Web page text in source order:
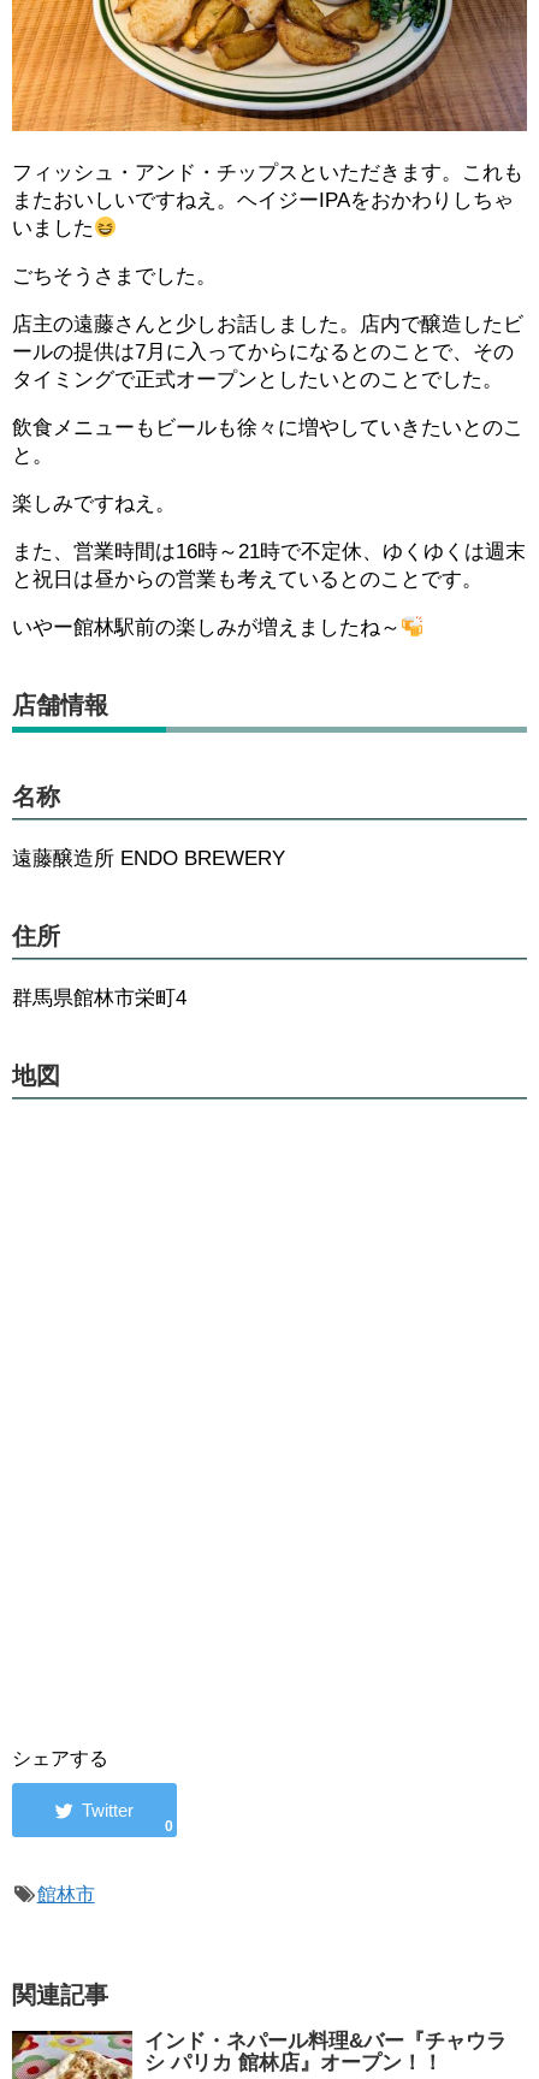
フィッシュ・アンド・チップスといただきます。これも
またおいしいですねえ。ヘイジーIPAをおかわりしちゃ
いました
ごちそうさまでした。
店主の遠藤さんと少しお話しました。店内で醸造したビ
ールの提供は7月に入ってからになるとのことで、その
タイミングで正式オープンとしたいとのことでした。
飲食メニューもビールも徐々に増やしていきたいとのこ
と。
楽しみですねえ。
また、営業時間は16時～21時で不定休、ゆくゆくは週末
と祝日は昼からの営業も考えているとのことです。
いやー館林駅前の楽しみが増えましたね～
店舗情報
名称
遠藤醸造所 ENDO BREWERY
住所
群馬県館林市栄町4
地図
シェアする
0
館林市
関連記事
インド・ネパール料理&バー『チャウラ
シ パリカ 館林店』オープン！！